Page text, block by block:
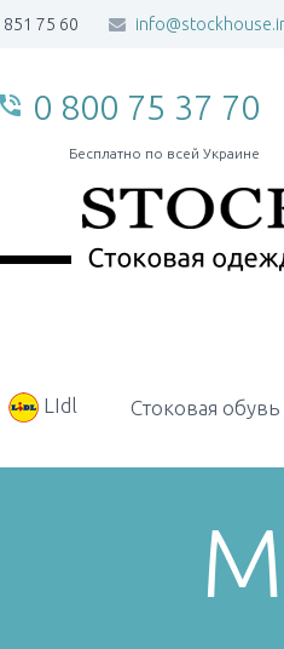
75 60
phone_in_talk 0 800 75 37 70
Бесплатно по всей Украине
LIdl Стоковая обувь